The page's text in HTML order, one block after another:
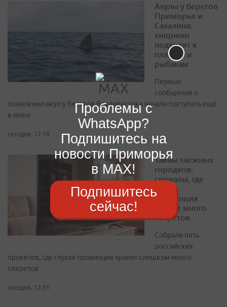
Акулы у берегов
Приморья и
Сахалина:
хищники
подходят к
пляжам и
рыбакам
Первые
сообщения о
появлении акул у берегов Владивостока начали поступать ещё
в июне
сегодня, 12:18
Тайны таежных
городков:
сериалы, где
глухая
провинция
хранит много
секретов
Собрали пять
российских
проектов, где глухая провинция хранит слишком много
секретов
сегодня, 12:31
Проблемы с
WhatsApp?
Подпишитесь на
новости Приморья
в MAX!
Подпишитесь
сейчас!